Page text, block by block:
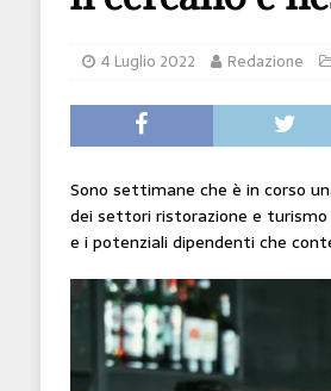
HI-TECH
[ 7 Febbraio
viveva nel
4 Luglio 2022 Redazione
Sono settimane che è in corso
dei settori ristorazione e
e i potenziali dipendenti che